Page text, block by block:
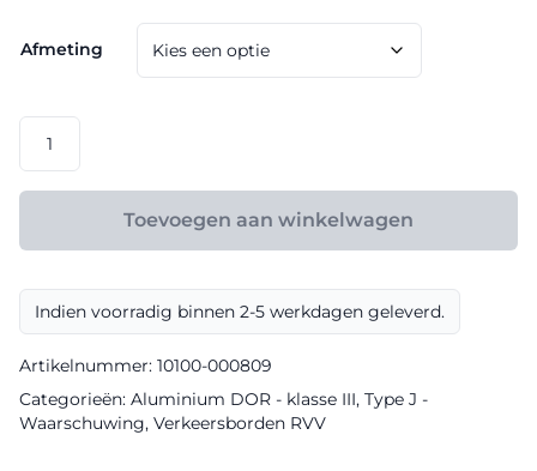
€ 79,20
tot
€ 108,00
Afmeting
model
J10
III
aantal
Toevoegen aan winkelwagen
Indien voorradig binnen 2-5 werkdagen geleverd.
Artikelnummer: 10100-000809
Categorieën: Aluminium DOR - klasse III, Type J -
Waarschuwing, Verkeersborden RVV